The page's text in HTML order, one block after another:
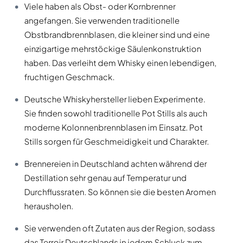
Viele haben als Obst- oder Kornbrenner
angefangen. Sie verwenden traditionelle
Obstbrandbrennblasen, die kleiner sind und eine
einzigartige mehrstöckige Säulenkonstruktion
haben. Das verleiht dem Whisky einen lebendigen,
fruchtigen Geschmack.
Deutsche Whiskyhersteller lieben Experimente.
Sie finden sowohl traditionelle Pot Stills als auch
moderne Kolonnenbrennblasen im Einsatz. Pot
Stills sorgen für Geschmeidigkeit und Charakter.
Brennereien in Deutschland achten während der
Destillation sehr genau auf Temperatur und
Durchflussraten. So können sie die besten Aromen
herausholen.
Sie verwenden oft Zutaten aus der Region, sodass